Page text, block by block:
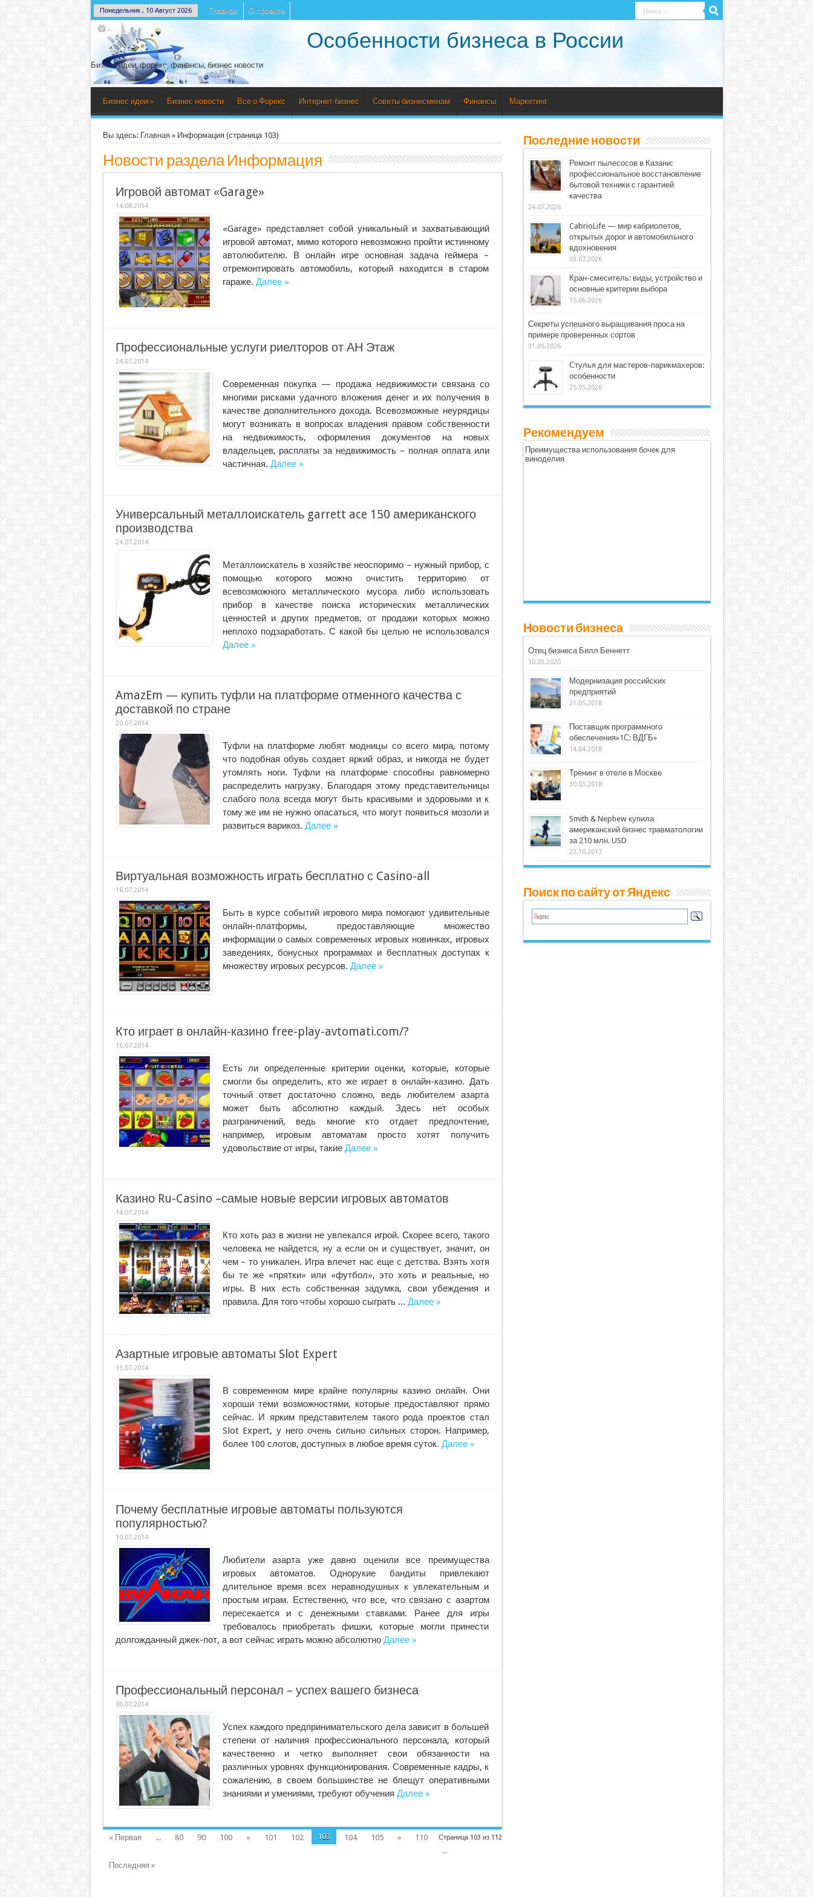
Понедельник , 10 Август 2026 Главная О проекте
Особенности бизнеса в России
Бизнес идеи, форекс, финансы, бизнес новости
Бизнес идеи » Бизнес новости Все о Форекс Интернет бизнес Советы бизнесменам Финансы Маркетинг
Вы здесь: Главная» Информация(страница 103)
Новости разделаИнформация
Игровой автомат «Garage»
14.08.2014
«Garage» представляет собой уникальный и захватывающий
игровой автомат, мимо которого невозможно пройти истинному
автолюбителю. В онлайн игре основная задача геймера –
отремонтировать автомобиль, который находится в старом
гараже. Далее »
Профессиональные услуги риелторов от АН Этаж
24.07.2014
Современная покупка — продажа недвижимости связана со
многими рисками удачного вложения денег и их получения в
качестве дополнительного дохода. Всевозможные неурядицы
могут возникать в вопросах владения правом собственности
на недвижимость, оформления документов на новых
владельцев, расплаты за недвижимость – полная оплата или
частичная. Далее »
Универсальный металлоискатель garrett ace 150 американского
производства
24.07.2014
Металлоискатель в хозяйстве неоспоримо – нужный прибор, с
помощью которого можно очистить территорию от
всевозможного металлического мусора либо использовать
прибор в качестве поиска исторических металлических
ценностей и других предметов, от продажи которых можно
неплохо подзаработать. С какой бы целью не использовался
Далее »
AmazEm — купить туфли на платформе отменного качества с
доставкой по стране
20.07.2014
Туфли на платформе любят модницы со всего мира, потому
что подобная обувь создает яркий образ, и никогда не будет
утомлять ноги. Туфли на платформе способны равномерно
распределить нагрузку. Благодаря этому представительницы
слабого пола всегда могут быть красивыми и здоровыми и к
тому же им не нужно опасаться, что могут появиться мозоли и
развиться варикоз. Далее »
Виртуальная возможность играть бесплатно с Casino-all
18.07.2014
Быть в курсе событий игрового мира помогают удивительные
онлайн-платформы, предоставляющие множество
информации о самых современных игровых новинках, игровых
заведениях, бонусных программах и бесплатных доступах к
множеству игровых ресурсов. Далее »
Кто играет в онлайн-казино free-play-avtomati.com/?
16.07.2014
Есть ли определенные критерии оценки, которые, которые
смогли бы определить, кто же играет в онлайн-казино. Дать
точный ответ достаточно сложно, ведь любителем азарта
может быть абсолютно каждый. Здесь нет особых
разграничений, ведь многие кто отдает предпочтение,
например, игровым автоматам просто хотят получить
удовольствие от игры, такие Далее »
Казино Ru-Casino –самые новые версии игровых автоматов
14.07.2014
Кто хоть раз в жизни не увлекался игрой. Скорее всего, такого
человека не найдется, ну а если он и существует, значит, он
чем – то уникален. Игра влечет нас еще с детства. Взять хотя
бы те же «прятки» или «футбол», это хоть и реальные, но
игры. В них есть собственная задумка, свои убеждения и
правила. Для того чтобы хорошо сыграть ... Далее »
Азартные игровые автоматы Slot Expert
13.07.2014
В современном мире крайне популярны казино онлайн. Они
хороши теми возможностями, которые предоставляют прямо
сейчас. И ярким представителем такого рода проектов стал
Slot Expert, у него очень сильно сильных сторон. Например,
более 100 слотов, доступных в любое время суток. Далее »
Почему бесплатные игровые автоматы пользуются
популярностью?
10.07.2014
Любители азарта уже давно оценили все преимущества
игровых автоматов. Однорукие бандиты привлекают
длительное время всех неравнодушных к увлекательным и
простым играм. Естественно, что все, что связано с азартом
пересекается и с денежными ставками. Ранее для игры
требовалось приобретать фишки, которые могли принести
долгожданный джек-пот, а вот сейчас играть можно абсолютно Далее »
Профессиональный персонал – успех вашего бизнеса
06.07.2014
Успех каждого предпринимательского дела зависит в большей
степени от наличия профессионального персонала, который
качественно и четко выполняет свои обязанности на
различных уровнях функционирования. Современные кадры, к
сожалению, в своем большинстве не блещут оперативными
знаниями и умениями, требуют обучения Далее »
Страница 103 из 112
« Первая ... 80 90 100 « 101 102 103 104 105 »
110
...
Последняя »
Последние новости
Ремонт пылесосов в Казани:
профессиональное восстановление
бытовой техники с гарантией
качества
24.07.2026
CabrioLife — мир кабриолетов,
открытых дорог и автомобильного
вдохновения
03.07.2026
Кран-смеситель: виды, устройство и
основные критерии выбора
15.06.2026
Секреты успешного выращивания проса на
примере проверенных сортов
31.05.2026
Стулья для мастеров-парикмахеров:
особенности
25.05.2026
Рекомендуем
Преимущества использования бочек для
виноделия
Новости бизнеса
Отец бизнеса Билл Беннетт
10.03.2020
Модернизация российских
предприятий
21.05.2018
Поставщик программного
обеспечения»1С: ВДГБ»
14.04.2018
Тренинг в отеле в Москве
30.03.2018
Smith & Nephew купила
американский бизнес травматологии
за 210 млн. USD
23.10.2017
Поиск по сайту от Яндекс